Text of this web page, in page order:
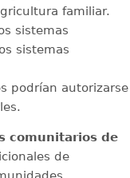
familiar.
sistemas
sistemas
podrían autorizarse
comunitarios de
de